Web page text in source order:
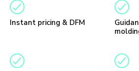
Instant pricing & DFM